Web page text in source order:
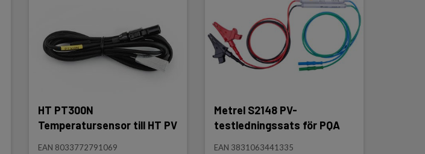
HT PT300N
Temperatursensor till HT PV
EAN 8033772791069
Metrel S2148 PV-
testledningssats för PQA
EAN 3831063441335